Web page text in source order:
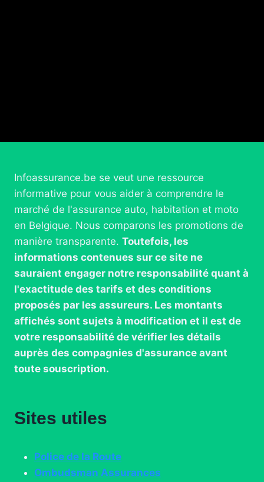
Infoassurance.be se veut une ressource
informative pour vous aider à comprendre le
marché de l'assurance auto, habitation et moto
en Belgique. Nous comparons les promotions de
manière transparente. Toutefois, les
informations contenues sur ce site ne
sauraient engager notre responsabilité quant à
l'exactitude des tarifs et des conditions
proposés par les assureurs. Les montants
affichés sont sujets à modification et il est de
votre responsabilité de vérifier les détails
auprès des compagnies d'assurance avant
toute souscription.
Sites utiles
Police de la Route
Ombudsman Assurances